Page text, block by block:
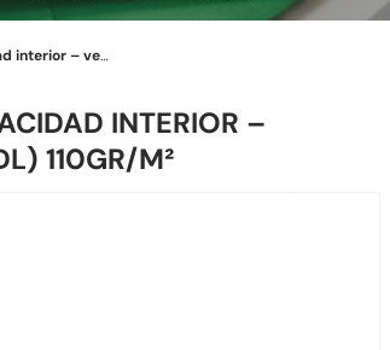
Sobre blanco con opacidad interior – ventana 110x220 mm (DL) 110gr/m²
INTERIOR –
110GR/M²